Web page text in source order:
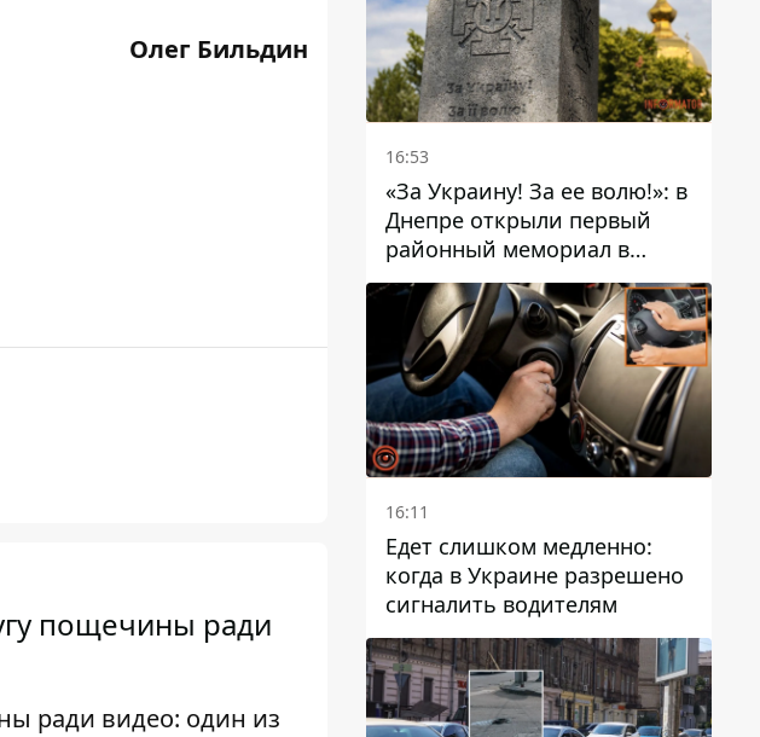
Олег Бильдин
пощечины ради
ради видео: один из
16:53
«За Украину! За ее волю!»: в
Днепре открыли первый
районный мемориал в
честь погибших
Защитников
16:11
Едет слишком медленно:
когда в Украине разрешено
сигналить водителям